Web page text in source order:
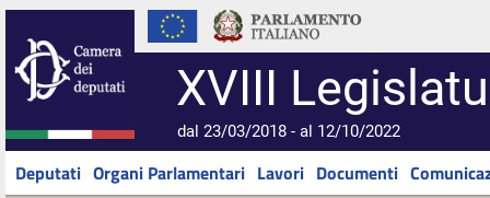
XVIII
dal 23/03/2018 - al 12/10/2022
Deputati Organi Parlamentari Lavori Documenti